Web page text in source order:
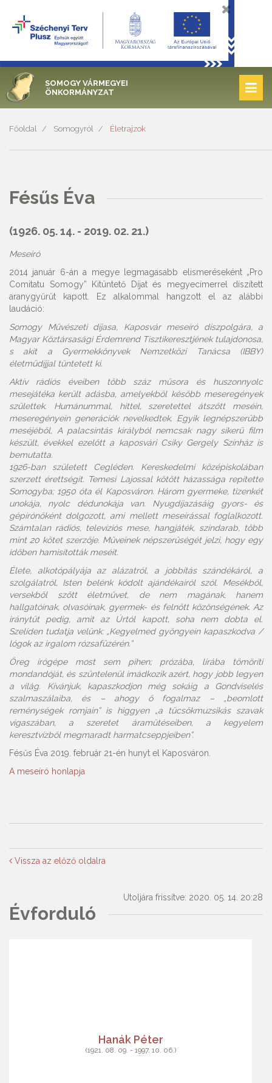
SOMOGY VÁRMEGYEI
ÖNKORMÁNYZAT
Főoldal Somogyról Életrajzok
Fésűs Éva
(1926. 05. 14. - 2019. 02. 21.)
Meseíró
2014 január 6-án a megye legmagasabb elismeréseként „Pro
Comitatu Somogy” Kitüntető Díjat és megyecímerrel díszített
aranygyűrűt kapott. Ez alkalommal hangzott el az alábbi
laudáció:
Somogy Művészeti díjasa, Kaposvár meseíró díszpolgára, a
Magyar Köztársasági Érdemrend Tisztikeresztjének tulajdonosa,
s akit a Gyermekkönyvek Nemzetközi Tanácsa (IBBY)
életműdíjjal tüntetett ki.
Aktív rádiós éveiben több száz műsora és huszonnyolc
mesejátéka került adásba, amelyekből később meseregények
születtek. Humánummal, hittel, szeretettel átszőtt meséin,
meseregényein generációk nevelkedtek. Egyik legnépszerűbb
meséjéből, A palacsintás királyból nemcsak nagy sikerű film
készült, évekkel ezelőtt a kaposvári Csiky Gergely Színház is
bemutatta.
1926-ban született Cegléden. Kereskedelmi középiskolában
szerzett érettségit. Temesi Lajossal kötött házassága repítette
Somogyba; 1950 óta él Kaposváron. Három gyermeke, tizenkét
unokája, nyolc dédunokája van. Nyugdíjazásáig gyors- és
gépírónőként dolgozott, ami mellett meseírással foglalkozott.
Számtalan rádiós, televíziós mese, hangjáték, színdarab, több
mint 20 kötet szerzője. Műveinek népszerűségét jelzi, hogy egy
időben hamisították meséit.
Élete, alkotópályája az alázatról, a jobbítás szándékáról, a
szolgálatról, Isten belénk kódolt ajándékairól szól. Mesékből,
versekből szőtt életművet, de nem magának, hanem
hallgatóinak, olvasóinak, gyermek- és felnőtt közönségének. Az
iránytűt pedig, amit az Úrtól kapott, soha nem dobta el.
Szelíden tudatja velünk: „Kegyelmed gyöngyein kapaszkodva /
lógok az irgalom rózsafüzérén.”
Öreg írógépe most sem pihen; prózába, lírába tömöríti
mondandóját, és szüntelenül imádkozik azért, hogy jobb legyen
a világ. Kívánjuk, kapaszkodjon még sokáig a Gondviselés
szalmaszálaiba, és – ahogy ő fogalmaz – „beomlott
reménységek romjain” is higgyen „a tücsökmuzsikás szavak
vigaszában, a szeretet áramütéseiben, a kegyelem
keresztvízből megmaradt harmatcseppjeiben”.
Fésűs Éva 2019. február 21-én hunyt el Kaposváron.
A meseíró honlapja
Vissza az előző oldalra
Utoljára frissítve: 2020. 05. 14. 20:28
Évforduló
Hanák Péter
(1921. 08. 09. - 1997. 10. 06.)